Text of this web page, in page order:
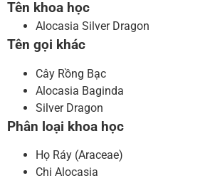
Tên khoa học
Alocasia Silver Dragon
Tên gọi khác
Cây Rồng Bạc
Alocasia Baginda
Silver Dragon
Phân loại khoa học
Họ Ráy (Araceae)
Chi Alocasia